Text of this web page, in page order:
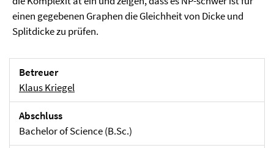
einen gegebenen Graphen die Gleichheit von Dicke und
Splitdicke zu prüfen.
Betreuer
Klaus Kriegel
Abschluss
Bachelor of Science (B.Sc.)